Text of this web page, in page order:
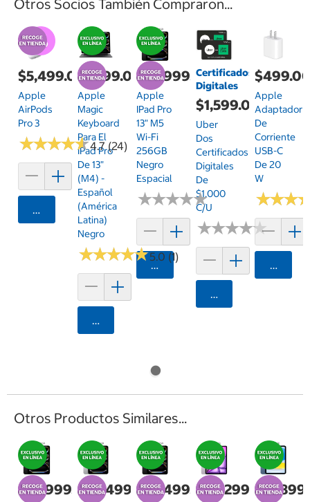
Otros Socios También Compraron...
$5,499.00
Apple
AirPods
Pro 3
★★★★★
★★★★★4.7 (24)
Agregar
$7,799.00
Apple
Magic
Keyboard
Para El
IPad Pro
De 13"
(M4) -
Español
(América
Latina)
Negro
★★★★★
★★★★★5.0 (1)
Agregar
$35,999.00
Apple
IPad Pro
13" M5
Wi-Fi
256GB
Negro
Espacial
★★★★★
★★★★★
Agregar
Certificados
Digitales
$1,599.00
Uber
Dos
Certificados
Digitales
De
$1,000
C/u
★★★★★
★★★★★
Agregar
Apple
Adaptador
De
Corriente
USB-C
De 20
W
★★★
★★★
Otros Productos Similares...
$35,999.00$28,499.00$33,499.00$24,299.00